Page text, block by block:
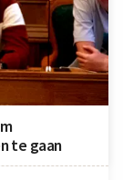
te gaan